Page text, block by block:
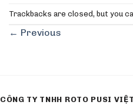
Trackbacks are closed, but you
← Previous
CÔNG TY TNHH ROTO PUSI